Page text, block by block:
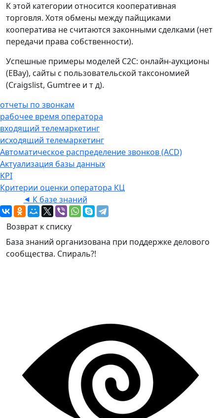
К этой категории относится кооперативная
торговля. Хотя обмены между пайщиками
кооператива не считаются законными сделками (нет
передачи права собственности).
Успешные примеры моделей C2C: онлайн-аукционы
(EBay), сайты с пользовательской таксономией
(Craigslist, Gumtree и т д).
отчеты по звонкам
рабочее время оператора
входящий телемаркетинг
исходящий телемаркетинг
Автоматическое распределение звонков (ACD)
Актуализация базы данных
KPI
Критерии оценки оператора КЦ
⯇ К базе знаний
Возврат к списку
База знаний организована при поддержке делового
сообщества. Спираль?!